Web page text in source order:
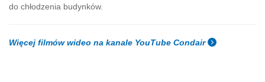
do chłodzenia budynków.
Więcej filmów wideo na kanale YouTube Condair